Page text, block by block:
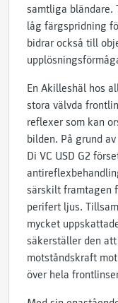
samtliga bländare.
låg färgspridning
bidrar också till
En Akilleshäl hos
stora välvda
reflexer som kan
bilden. På grund
Di VC USD G2
särskilt framtagen
perifert ljus.
mycket
säkerställer den
motståndskraft
över hela